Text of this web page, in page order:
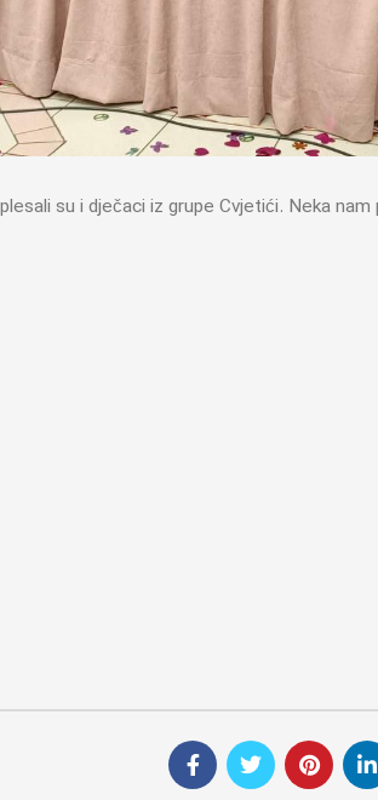
su i dječaci iz grupe Cvjetići. Neka